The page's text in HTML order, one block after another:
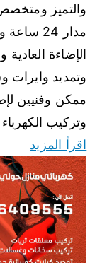
والتميز
مدار
الإضاءة
وتمديد
ممكن وفنيين
وتركيب
اقرأ المزيد